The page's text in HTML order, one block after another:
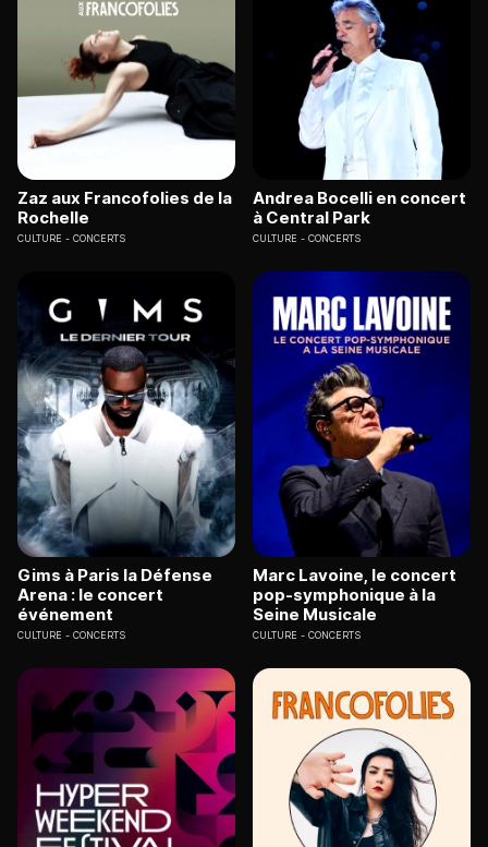
Zaz aux Francofolies de la
Rochelle
CULTURE CONCERTS
Andrea Bocelli en concert
à Central Park
CULTURE CONCERTS
Gims à Paris la Défense
Arena : le concert
événement
CULTURE CONCERTS
Marc Lavoine, le concert
pop-symphonique à la
Seine Musicale
CULTURE CONCERTS